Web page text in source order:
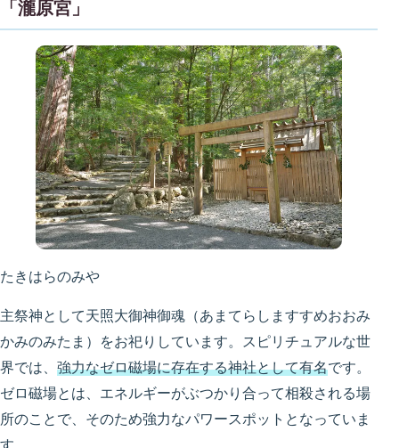
「瀧原宮」
たきはらのみや
主祭神として天照大御神御魂（あまてらしますすめおおみ
かみのみたま）をお祀りしています。スピリチュアルな世
界では、 強力なゼロ磁場に存在する神社として有名です。
ゼロ磁場とは、エネルギーがぶつかり合って相殺される場
所のことで、そのため強力なパワースポットとなっていま